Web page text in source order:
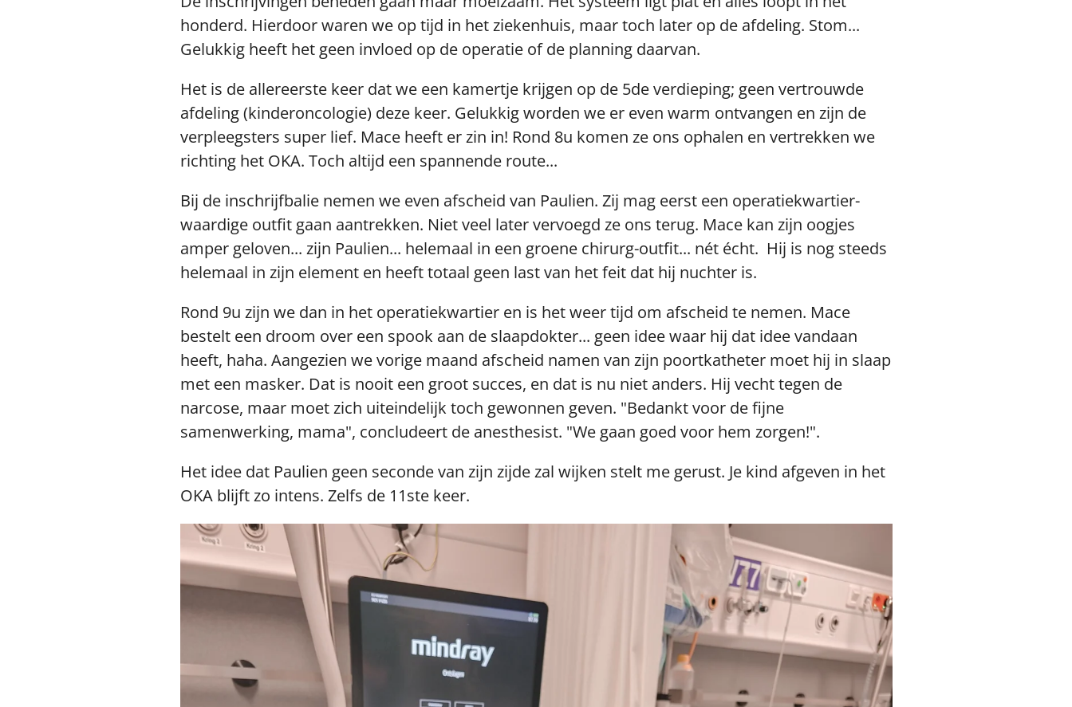
honderd. Hierdoor waren we op tijd in het ziekenhuis, maar toch later op de afdeling. Stom...
Gelukkig heeft het geen invloed op de operatie of de planning daarvan.
Het is de allereerste keer dat we een kamertje krijgen op de 5de verdieping; geen vertrouwde
afdeling (kinderoncologie) deze keer. Gelukkig worden we er even warm ontvangen en zijn de
verpleegsters super lief. Mace heeft er zin in! Rond 8u komen ze ons ophalen en vertrekken we
richting het OKA. Toch altijd een spannende route...
Bij de inschrijfbalie nemen we even afscheid van Paulien. Zij mag eerst een operatiekwartier-
waardige outfit gaan aantrekken. Niet veel later vervoegd ze ons terug. Mace kan zijn oogjes
amper geloven... zijn Paulien... helemaal in een groene chirurg-outfit... nét écht. Hij is nog steeds
helemaal in zijn element en heeft totaal geen last van het feit dat hij nuchter is.
Rond 9u zijn we dan in het operatiekwartier en is het weer tijd om afscheid te nemen. Mace
bestelt een droom over een spook aan de slaapdokter... geen idee waar hij dat idee vandaan
heeft, haha. Aangezien we vorige maand afscheid namen van zijn poortkatheter moet hij in slaap
met een masker. Dat is nooit een groot succes, en dat is nu niet anders. Hij vecht tegen de
narcose, maar moet zich uiteindelijk toch gewonnen geven. "Bedankt voor de fijne
samenwerking, mama", concludeert de anesthesist. "We gaan goed voor hem zorgen!".
Het idee dat Paulien geen seconde van zijn zijde zal wijken stelt me gerust. Je kind afgeven in het
OKA blijft zo intens. Zelfs de 11ste keer.